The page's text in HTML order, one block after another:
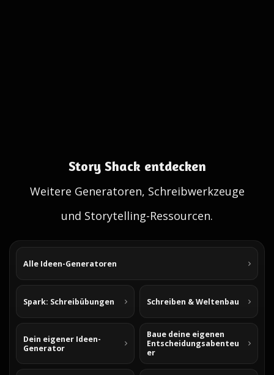
Story Shack entdecken
Weitere Generatoren, Schreibwerkzeuge
und Storytelling-Ressourcen.
Alle Ideen-Generatoren
Spark: Schreibübungen Schreiben & Weltenbau
Dein eigener Ideen-
Generator
Baue deine eigenen
Entscheidungsabenteu
er